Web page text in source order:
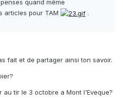
quand même
articles pour TAM
.
fait et de partager ainsi ton savoir.
au tir le 3 octobre a Mont l'Eveque?